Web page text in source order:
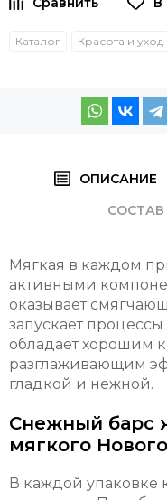
Каталог Красота и уход
ОПИСАНИЕ
СОСТАВ
Мягкая в каждом
активными
оказывает
запускает
обладает
разглаживающим
гладкой и нежной.
Снежный барс
мягкого
В каждой упаковке